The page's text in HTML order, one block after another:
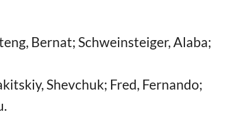
Bernat; Schweinsteiger, Alaba;
Shevchuk; Fred, Fernando;